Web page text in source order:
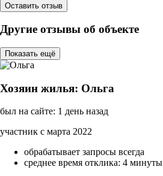
Оставить отзыв
Другие отзывы об объекте
Показать ещё
Хозяин жилья: Ольга
был на сайте: 1 день назад
участник с марта 2022
обрабатывает запросы всегда
среднее время отклика: 4 минуты